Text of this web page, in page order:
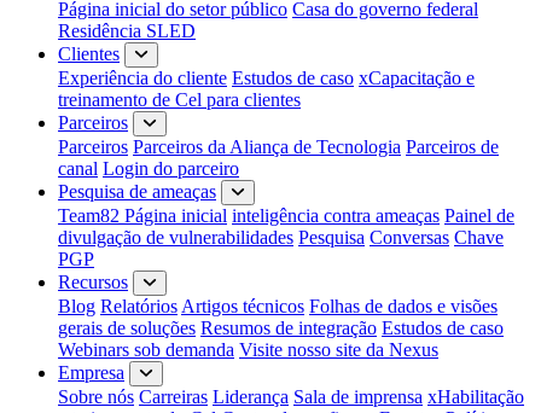
Página inicial do setor público Casa do governo federal
Residência SLED
Clientes
Experiência do cliente Estudos de caso xCapacitação e
treinamento de Cel para clientes
Parceiros
Parceiros Parceiros da Aliança de Tecnologia Parceiros de
canal Login do parceiro
Pesquisa de ameaças
Team82 Página inicial inteligência contra ameaças Painel de
divulgação de vulnerabilidades Pesquisa Conversas Chave
PGP
Recursos
Blog Relatórios Artigos técnicos Folhas de dados e visões
gerais de soluções Resumos de integração Estudos de caso
Webinars sob demanda Visite nosso site da Nexus
Empresa
Sobre nós Carreiras Liderança Sala de imprensa xHabilitação